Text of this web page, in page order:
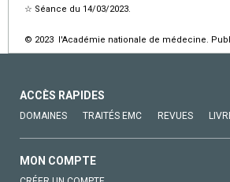
☆ Séance du 14/03/2023.
© 2023 l'Académie nationale de médecine.
ACCÈS RAPIDES
DOMAINES TRAITÉS EMC REVUES
MON COMPTE